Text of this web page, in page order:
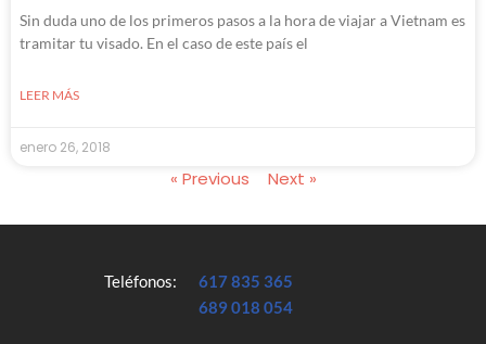
Sin duda uno de los primeros pasos a la hora de viajar a Vietnam es
tramitar tu visado. En el caso de este país el
LEER MÁS
enero 26, 2018
« Previous Next »
Teléfonos:
617 835 365
689 018 054